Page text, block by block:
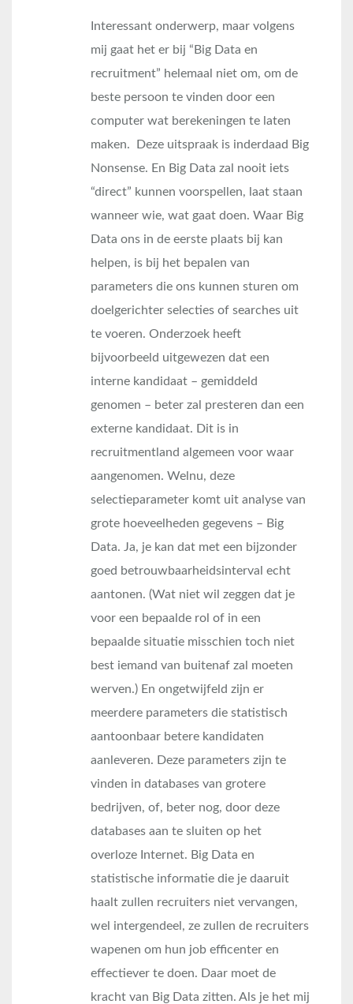
Interessant onderwerp, maar volgens
mij gaat het er bij “Big Data en
recruitment” helemaal niet om, om de
beste persoon te vinden door een
computer wat berekeningen te laten
maken. Deze uitspraak is inderdaad Big
Nonsense. En Big Data zal nooit iets
“direct” kunnen voorspellen, laat staan
wanneer wie, wat gaat doen. Waar Big
Data ons in de eerste plaats bij kan
helpen, is bij het bepalen van
parameters die ons kunnen sturen om
doelgerichter selecties of searches uit
te voeren. Onderzoek heeft
bijvoorbeeld uitgewezen dat een
interne kandidaat – gemiddeld
genomen – beter zal presteren dan een
externe kandidaat. Dit is in
recruitmentland algemeen voor waar
aangenomen. Welnu, deze
selectieparameter komt uit analyse van
grote hoeveelheden gegevens – Big
Data. Ja, je kan dat met een bijzonder
goed betrouwbaarheidsinterval echt
aantonen. (Wat niet wil zeggen dat je
voor een bepaalde rol of in een
bepaalde situatie misschien toch niet
best iemand van buitenaf zal moeten
werven.) En ongetwijfeld zijn er
meerdere parameters die statistisch
aantoonbaar betere kandidaten
aanleveren. Deze parameters zijn te
vinden in databases van grotere
bedrijven, of, beter nog, door deze
databases aan te sluiten op het
overloze Internet. Big Data en
statistische informatie die je daaruit
haalt zullen recruiters niet vervangen,
wel intergendeel, ze zullen de recruiters
wapenen om hun job efficenter en
effectiever te doen. Daar moet de
kracht van Big Data zitten. Als je het mij